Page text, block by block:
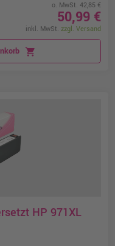
o. MwSt. 42,85 €
50,99 €
inkl. MwSt. zzgl. Versand
shopping_cart
HP 971XL